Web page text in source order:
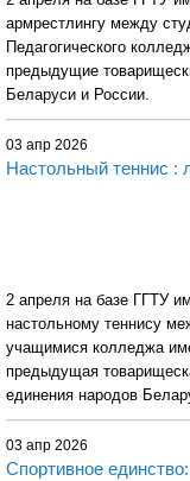
армрестлингу между
Педагогического
предыдущие
Беларуси и России.
03 апр 2026
Настольный теннис :
2 апреля на базе ГГТУ
настольному теннису
учащимися колледжа
предыдущая
единения народов
03 апр 2026
Спортивное